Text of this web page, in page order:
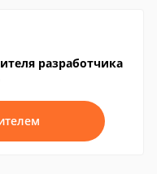
разработчика